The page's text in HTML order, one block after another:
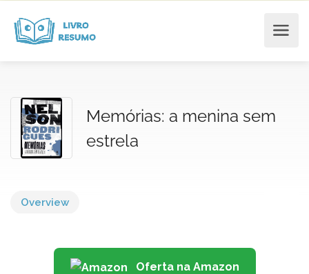
Memórias: a menina sem
estrela
Overview
Oferta na Amazon